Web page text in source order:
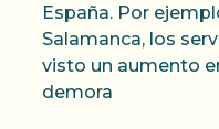
España. Por
Salamanca, los
visto un aumento
demora